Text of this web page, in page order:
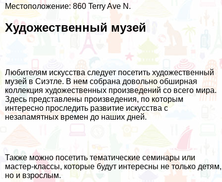
Местоположение: 860 Terry Ave N.
Художественный музей
Любителям искусства следует посетить художественный
музей в Сиэтле. В нем собрана довольно обширная
коллекция художественных произведений со всего мира.
Здесь представлены произведения, по которым
интересно проследить развитие искусства с
незапамятных времен до наших дней.
Также можно посетить тематические семинары или
мастер-классы, которые будут интересны не только детям,
но и взрослым.